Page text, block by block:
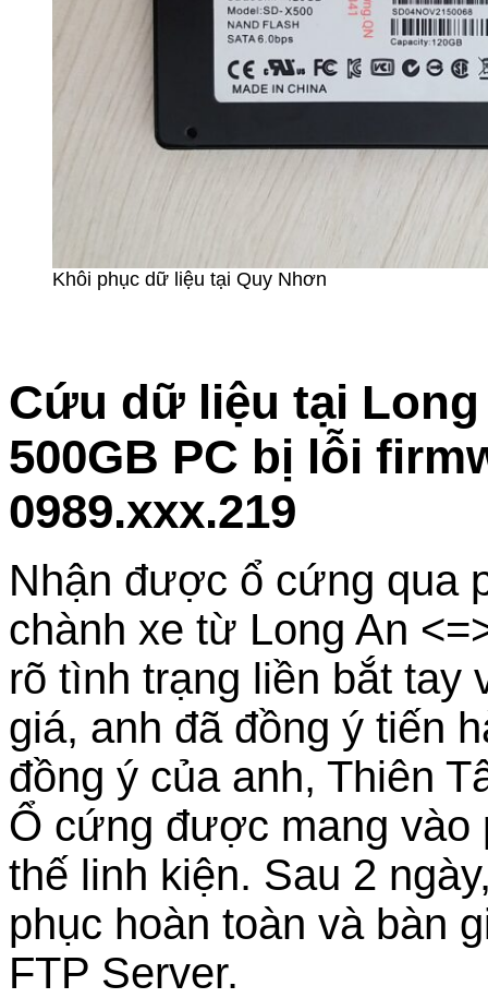
Khôi phục dữ liệu tại Quy Nhơn
Cứu dữ liệu tại
500GB PC bị lỗi
0989.xxx.219
Nhận được ổ cứng qua
chành xe từ Long An
rõ tình trạng liền bắt tay
giá, anh đã đồng ý tiến
đồng ý của anh, Thiên
Ổ cứng được mang vào
thế linh kiện. Sau 2
phục hoàn toàn và bàn
FTP Server.